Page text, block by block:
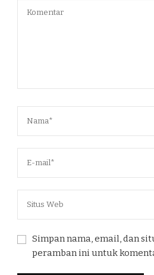
Simpan nama, email, dan
peramban ini untuk